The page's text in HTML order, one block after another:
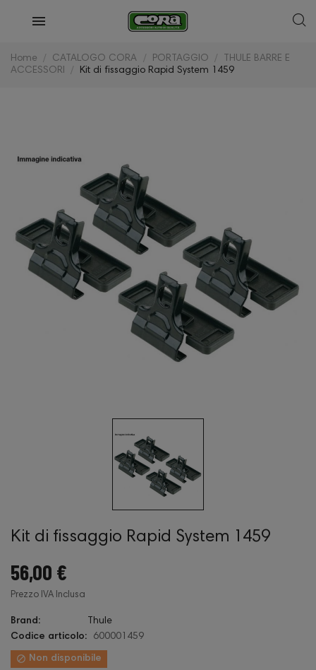
Home CATALOGO CORA PORTAGGIO
THULE BARRE E
ACCESSORI
Kit di fissaggio Rapid System 1459
Kit di fissaggio Rapid System 1459
56,00 €
Prezzo IVA Inclusa
Brand:
Thule
Codice articolo:
600001459
 Non disponibile